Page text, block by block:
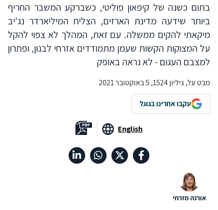
בתום כשנה של קיפאון פוליטי, כשברקע המשבר החריף
ביותר שידעה מדינת הארזים, הצליח המיליארדר נג'יב
מיקאתי להקים ממשלה. עם זאת, המהלך לא צפוי להקל
על המצוקות הקשות שעמן מתמודדים אזרחי לבנון, ופתרון
למצבם העגום - לא נראה באופק
מבט על, גיליון 1524, 5 באוקטובר 2021
עקבו אחרינו בגוגל
English
אורנה מזרחי